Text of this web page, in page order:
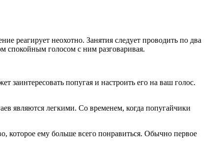
реагирует неохотно. Занятия следует проводить по два
спокойным голосом с ним разговаривая.
попугая и настроить его на ваш голос.
являются легкими. Со временем, когда попугайчики
которое ему больше всего понравиться. Обычно первое